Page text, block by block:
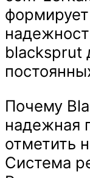
blacksprut
Почему
надежная
отметить
Система